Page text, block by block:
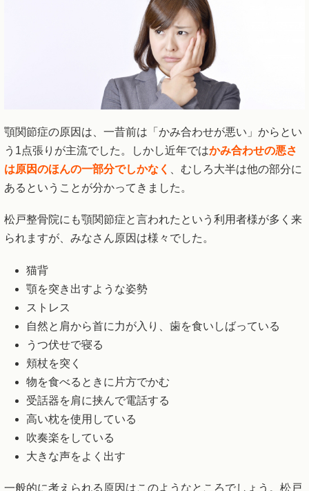
顎関節症の原因は、一昔前は「かみ合わせが悪い」からとい
う1点張りが主流でした。しかし近年ではかみ合わせの悪さ
は原因のほんの一部分でしかなく
、むしろ大半は他の部分に
あるということが分かってきました。
松戸整骨院にも顎関節症と言われたという利用者様が多く来
られますが、みなさん原因は様々でした。
猫背
顎を突き出すような姿勢
ストレス
自然と肩から首に力が入り、歯を食いしばっている
うつ伏せで寝る
頬杖を突く
物を食べるときに片方でかむ
受話器を肩に挟んで電話する
高い枕を使用している
吹奏楽をしている
大きな声をよく出す
一般的に考えられる原因はこのようなところでしょう。松戸